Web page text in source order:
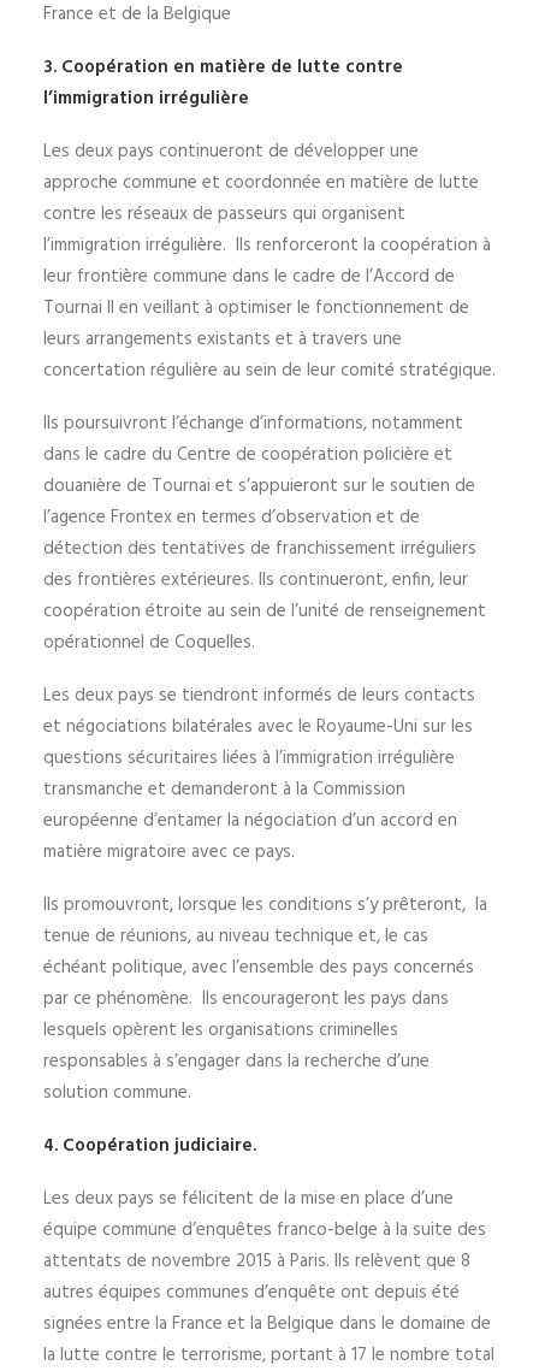
France et de la Belgique
3. Coopération en matière de lutte contre
l’immigration irrégulière
Les deux pays continueront de développer une
approche commune et coordonnée en matière de lutte
contre les réseaux de passeurs qui organisent
l’immigration irrégulière. Ils renforceront la coopération à
leur frontière commune dans le cadre de l’Accord de
Tournai II en veillant à optimiser le fonctionnement de
leurs arrangements existants et à travers une
concertation régulière au sein de leur comité stratégique.
Ils poursuivront l’échange d’informations, notamment
dans le cadre du Centre de coopération policière et
douanière de Tournai et s’appuieront sur le soutien de
l’agence Frontex en termes d’observation et de
détection des tentatives de franchissement irréguliers
des frontières extérieures. Ils continueront, enfin, leur
coopération étroite au sein de l’unité de renseignement
opérationnel de Coquelles.
Les deux pays se tiendront informés de leurs contacts
et négociations bilatérales avec le Royaume-Uni sur les
questions sécuritaires liées à l’immigration irrégulière
transmanche et demanderont à la Commission
européenne d’entamer la négociation d’un accord en
matière migratoire avec ce pays.
Ils promouvront, lorsque les conditions s’y prêteront, la
tenue de réunions, au niveau technique et, le cas
échéant politique, avec l’ensemble des pays concernés
par ce phénomène. Ils encourageront les pays dans
lesquels opèrent les organisations criminelles
responsables à s’engager dans la recherche d’une
solution commune.
4. Coopération judiciaire.
Les deux pays se félicitent de la mise en place d’une
équipe commune d’enquêtes franco-belge à la suite des
attentats de novembre 2015 à Paris. Ils relèvent que 8
autres équipes communes d’enquête ont depuis été
signées entre la France et la Belgique dans le domaine de
la lutte contre le terrorisme, portant à 17 le nombre total